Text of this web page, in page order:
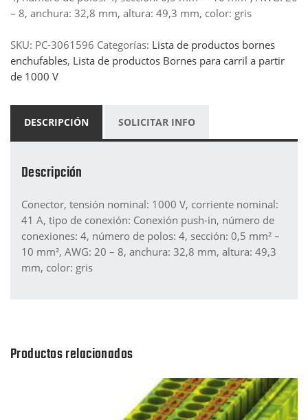
– 8, anchura: 32,8 mm, altura: 49,3 mm, color: gris
SKU: PC-3061596 Categorías: Lista de productos bornes
enchufables, Lista de productos Bornes para carril a partir
de 1000 V
DESCRIPCIÓN SOLICITAR INFO
Descripción
Conector, tensión nominal: 1000 V, corriente nominal:
41 A, tipo de conexión: Conexión push-in, número de
conexiones: 4, número de polos: 4, sección: 0,5 mm² –
10 mm², AWG: 20 – 8, anchura: 32,8 mm, altura: 49,3
mm, color: gris
Productos relacionados